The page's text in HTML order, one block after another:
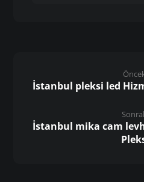
İstanbul pleksi led
İstanbul mika cam